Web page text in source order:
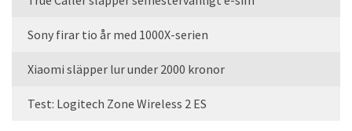
Sony firar tio år med 1000X-serien
Xiaomi släpper lur under 2000 kronor
Test: Logitech Zone Wireless 2 ES